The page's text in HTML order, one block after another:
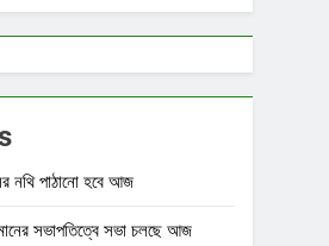
নথি পাঠানো হবে আজ
সভাপতিত্বে সভা চলছে আজ